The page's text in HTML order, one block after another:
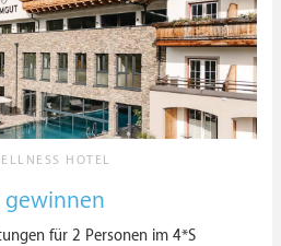
HOTEL
gewinnen
für 2 Personen im 4*S